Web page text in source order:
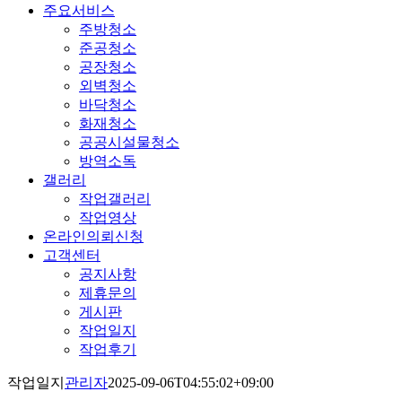
주요서비스
주방청소
준공청소
공장청소
외벽청소
바닥청소
화재청소
공공시설물청소
방역소독
갤러리
작업갤러리
작업영상
온라인의뢰신청
고객센터
공지사항
제휴문의
게시판
작업일지
작업후기
작업일지 관리자2025-09-06T04:55:02+09:00